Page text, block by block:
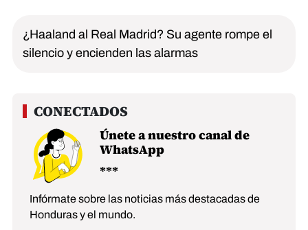
¿Haaland al Real Madrid? Su agente rompe el
silencio y encienden las alarmas
Únete a nuestro canal de
WhatsApp
Infórmate sobre las noticias más destacadas de
Honduras y el mundo.